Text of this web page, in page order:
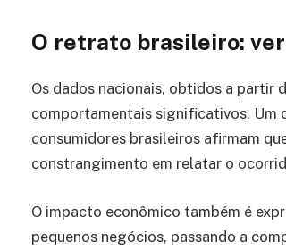
O retrato brasileiro:
Os dados nacionais, obtidos a partir
comportamentais significativos. Um
consumidores brasileiros afirmam
constrangimento em relatar o
O impacto econômico também é
pequenos negócios, passando a